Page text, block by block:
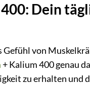
Dein
von
+ Kalium 400 genau
zu erhalten und